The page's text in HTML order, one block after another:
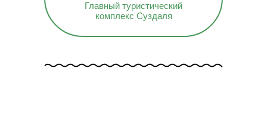
Главный туристический
комплекс Суздаля